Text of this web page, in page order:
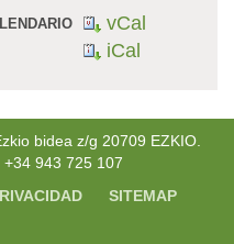
vCal
iCal
bidea z/g 20709 EZKIO.
943 725 107
SITEMAP